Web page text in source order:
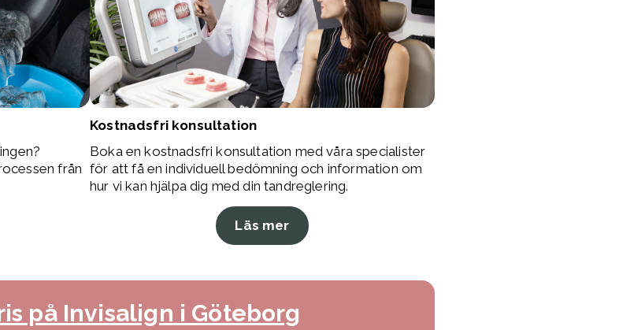
från
Kostnadsfri konsultation
Boka en kostnadsfri konsultation med våra specialister
för att få en individuell bedömning och information om
hur vi kan hjälpa dig med din tandreglering.
Läs mer
på Invisalign i Göteborg